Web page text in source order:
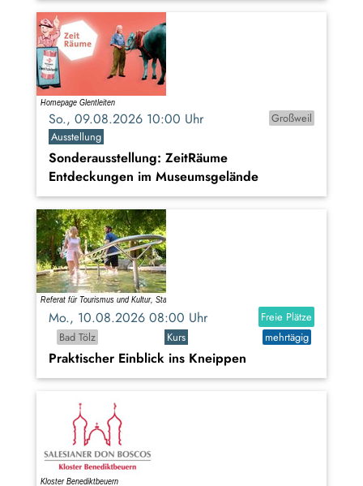
So., 09.08.2026 10:00 Uhr
Großweil
Ausstellung
Sonderausstellung: ZeitRäume
Entdeckungen im Museumsgelände
Mo., 10.08.2026 08:00 Uhr
Freie Plätze
Bad Tölz
Kurs mehrtägig
Praktischer Einblick ins Kneippen